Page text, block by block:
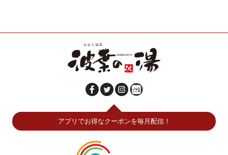
アプリでお得なクーポンを毎月配信！